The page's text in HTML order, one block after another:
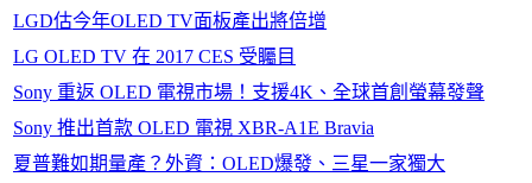
LGD估今年OLED TV面板產出將倍增
LG OLED TV 在 2017 CES 受矚目
Sony 重返 OLED 電視市場！支援4K、全球首創螢幕發聲
Sony 推出首款 OLED 電視 XBR-A1E Bravia
夏普難如期量產？外資：OLED爆發、三星一家獨大